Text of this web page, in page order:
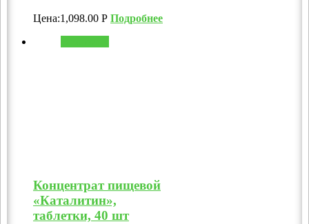
Цена:1,098.00 Р Подробнее
Концентрат пищевой
«Каталитин»,
таблетки, 40 шт